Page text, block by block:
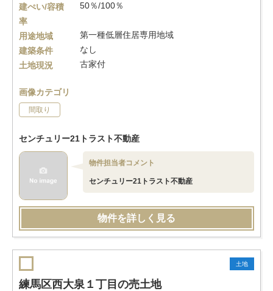
建ぺい/容積
率
50％/100％
用途地域
第一種低層住居専用地域
建築条件
なし
土地現況
古家付
画像カテゴリ
間取り
センチュリー21トラスト不動産
物件担当者コメント
センチュリー21トラスト不動産
物件を詳しく見る
土地
練馬区西大泉１丁目の売土地